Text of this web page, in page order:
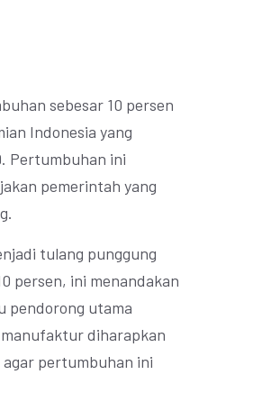
sebesar 10 persen
Indonesia yang
Pertumbuhan ini
pemerintah yang
tulang punggung
persen, ini menandakan
pendorong utama
diharapkan
pertumbuhan ini